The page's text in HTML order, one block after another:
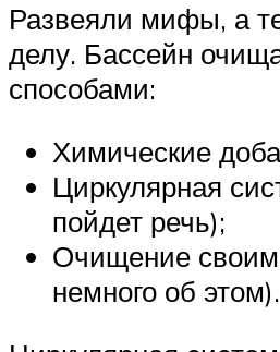
Развеяли мифы, а
делу. Бассейн
способами:
Химические
Циркулярная
пойдет речь);
Очищение
немного об этом).